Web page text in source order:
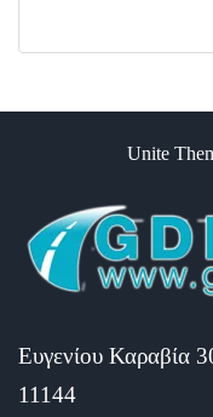
Unite
Ευγενίου Καραβία
11144